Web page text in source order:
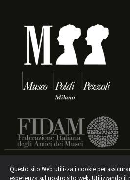
Questo sito Web utilizza i cookie per
esperienza sul nostro sito web. Utilizzando